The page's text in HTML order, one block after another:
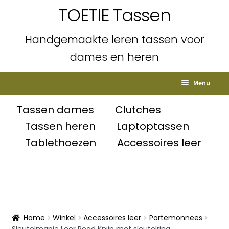
TOETIE Tassen
Handgemaakte leren tassen voor
dames en heren
navigatie
inhoud
Menu
Home
Mijn account
Tassen dames
Clutches
Tassen heren
Laptoptassen
Tablethoezen
Accessoires leer
Home Winkel Accessoires leer
Portemonnees